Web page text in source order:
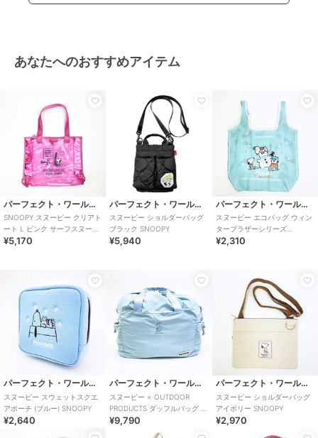
あなたへのおすすめアイテム
パーフェクト・ワールド・トーキョー
SNOOPY スヌーピー クリアト
ート L ピンク サーフスヌーピ
ー バッグ デイユーズ アウトド
¥5,170
パーフェクト・ワールド・トーキョー
スヌーピー ショルダーバッグ
ブラック SNOOPY
¥5,940
パーフェクト・ワールド・トーキョー
スヌーピー エコバッグ ウィン
ターブラザーシリーズ
SNOOPY
¥2,310
パーフェクト・ワールド・トーキョー
スヌーピー スウェットスクエ
アポーチ (ブルー) SNOOPY
¥2,640
パーフェクト・ワールド・トーキョー
スヌーピー × OUTDOOR
PRODUCTS ダッフルバッグ ブ
ルー SNOOPY
¥9,790
パーフェクト・ワールド・トーキョー
スヌーピー ショルダーバッグ
アイボリー SNOOPY
¥2,970